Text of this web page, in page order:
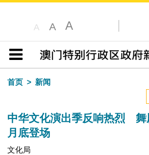
A A A
目录
首页
新闻
中华文化演出季反响热烈 舞
月底登场
文化局